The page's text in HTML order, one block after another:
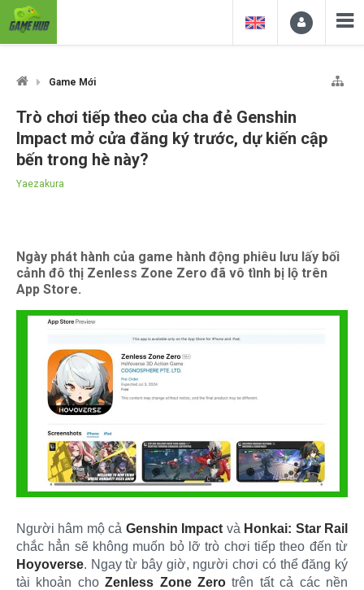
Game Mới
Trò chơi tiếp theo của cha đẻ Genshin
Impact mở cửa đăng ký trước, dự kiến cập
bến trong hè này?
Yaezakura
Ngày phát hành của game hành động phiêu lưu lấy bối
cảnh đô thị Zenless Zone Zero đã vô tình bị lộ trên
App Store.
Người hâm mộ cả Genshin Impact và Honkai: Star Rail
chắc hẳn sẽ không muốn bỏ lỡ trò chơi tiếp theo đến từ
Hoyoverse. Ngay từ bây giờ, người chơi có thể đăng ký
tài khoản choZenless Zone Zero trên tất cả các nền